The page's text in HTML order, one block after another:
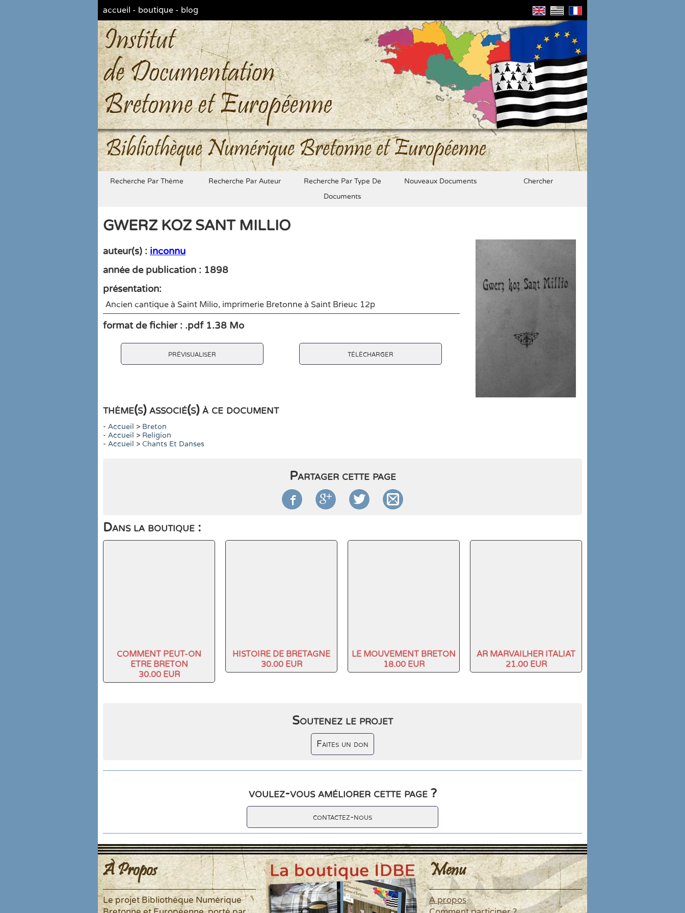
accueil - boutique - blog
Bibliothèque Numérique Bretonne et Européenne
Recherche Par Thème Recherche Par Auteur
Recherche Par Type De
Documents
Nouveaux Documents Chercher
GWERZ KOZ SANT MILLIO
auteur(s) : inconnu
année de publication : 1898
présentation:
Ancien cantique à Saint Milio, imprimerie Bretonne à Saint Brieuc 12p
format de fichier : .pdf 1.38 Mo
prévisualiser télécharger
thème(s) associé(s) à ce document
- Accueil > Breton
- Accueil > Religion
- Accueil > Chants Et Danses
Partager cette page
   
Dans la boutique :
COMMENT PEUT-ON
ETRE BRETON
30.00 EUR
HISTOIRE DE BRETAGNE
30.00 EUR
LE MOUVEMENT BRETON
18.00 EUR
AR MARVAILHER ITALIAT
21.00 EUR
Soutenez le projet
Faites un don
voulez-vous améliorer cette page ?
contactez-nous
À Propos
Le projet Bibliothèque Numérique
Menu
A propos